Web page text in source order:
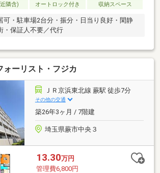
隣含)
オートロック付き 収納スペース
可・駐車場2台分・振分・日当り良好・閑静
・保証人不要／代行
ォーリスト・フジカ
ＪＲ京浜東北線 蕨駅 徒歩7分
その他の交通
築26年3ヶ月 / 7階建
埼玉県蕨市中央３
13.30万円
管理費6,800円